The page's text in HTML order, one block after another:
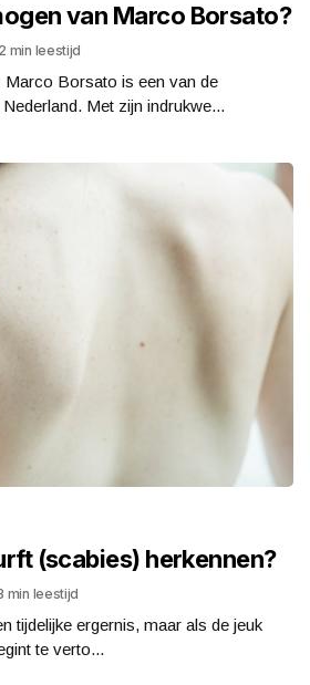
van Marco Borsato?
2 min leestijd
Borsato is een van de
Met zijn indrukwe...
(scabies) herkennen?
min leestijd
tijdelijke ergernis, maar als de jeuk
te verto...